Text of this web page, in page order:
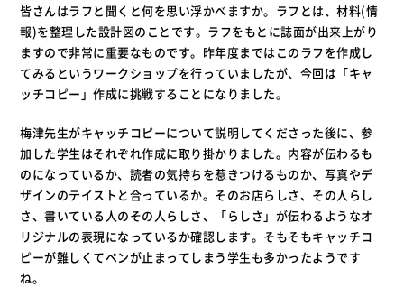
皆さんはラフと聞くと何を思い浮かべますか。ラフとは、材料(情
報)を整理した設計図のことです。ラフをもとに誌面が出来上がり
ますので非常に重要なものです。昨年度まではこのラフを作成し
てみるというワークショップを行っていましたが、今回は「キャ
ッチコピー」作成に挑戦することになりました。
梅津先生がキャッチコピーについて説明してくださった後に、参
加した学生はそれぞれ作成に取り掛かりました。内容が伝わるも
のになっているか、読者の気持ちを惹きつけるものか、写真やデ
ザインのテイストと合っているか。そのお店らしさ、その人らし
さ、書いている人のその人らしさ、「らしさ」が伝わるようなオ
リジナルの表現になっているか確認します。そもそもキャッチコ
ピーが難しくてペンが止まってしまう学生も多かったようです
ね。